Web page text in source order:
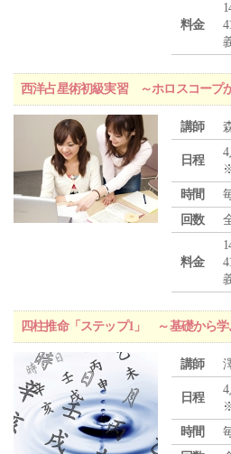
料金
西洋占星術初級実習 ～ホロスコープ
講師
日程
4
時間
回数
料金
四柱推命「ステップ1」 ～基礎から
講師
日程
4
時間